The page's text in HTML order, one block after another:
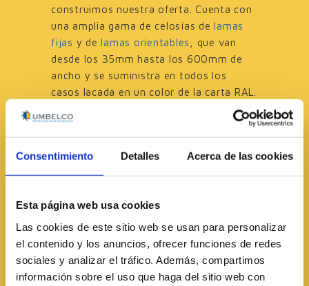
Consentimiento Detalles Acerca de las cookies
Esta página web usa cookies
Las cookies de este sitio web se usan para personalizar
el contenido y los anuncios, ofrecer funciones de redes
sociales y analizar el tráfico. Además, compartimos
información sobre el uso que haga del sitio web con
construimos nuestra oferta. Cuenta con
una amplia gama de celosías delamas
fijas y delamas orientables
, que van
desde los 35mm hasta los 600mm de
ancho y se suministra en todos los
casos lacada en un color de la carta RAL.
Éste material permite ofrecer opciones
como las celosías de
lamas perforadas ,
las lamas conuna cara de cada coloro la
combinación de productos con un mismo
aspecto exterior.
Nuestra gama de
de acero
formato, con secciones de350,480y
600mms de ancho, así como el sistema
de bandejas planasUPB-270. Como
estándar, se ofrecen lacadas en colores